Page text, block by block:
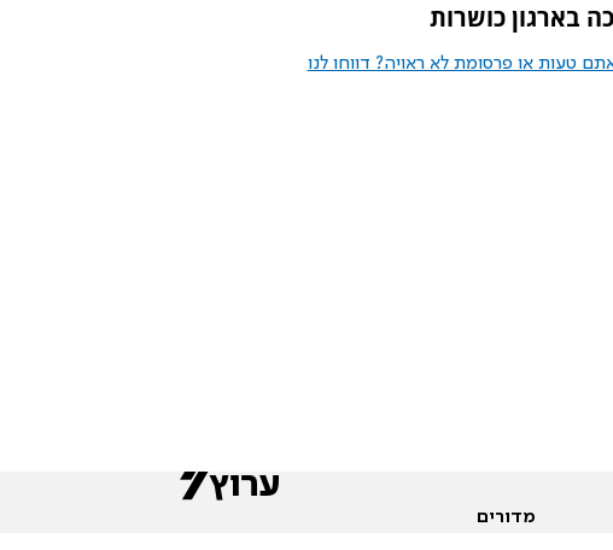
בארגון כושרות
טעות או פרסומת לא ראויה? דווחו לנו
מדורים